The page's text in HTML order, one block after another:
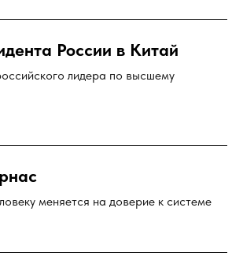
России в Китай
лидера по высшему
меняется на доверие к системе